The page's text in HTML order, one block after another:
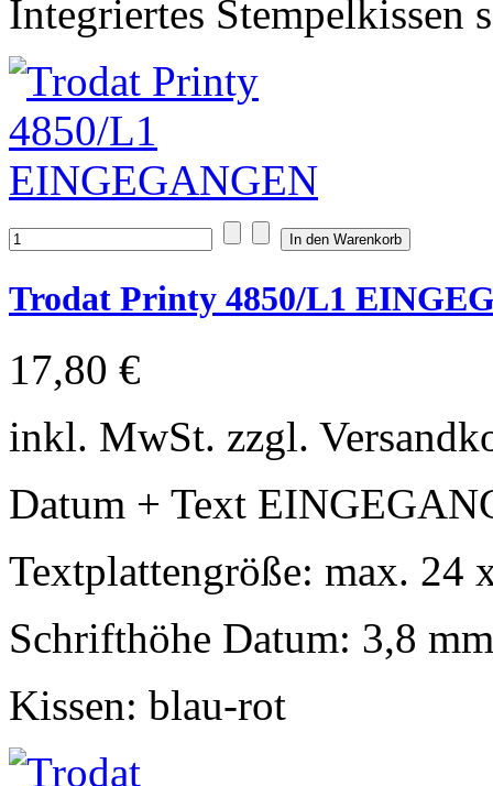
Integriertes Stempelkissen
Trodat Printy 4850/L1
17,80 €
inkl. MwSt. zzgl.
Datum + Text
Textplattengröße: max. 24
Schrifthöhe Datum: 3,8 mm
Kissen: blau-rot